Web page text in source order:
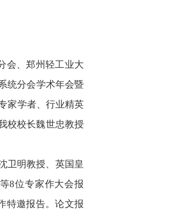
会、郑州轻工业大
统分会学术年会暨
家学者、行业精英
校校长魏世忠教授
卫明教授、英国皇
8位专家作大会报
特邀报告。论文报